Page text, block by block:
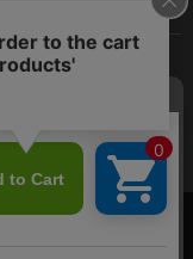
クトショップ